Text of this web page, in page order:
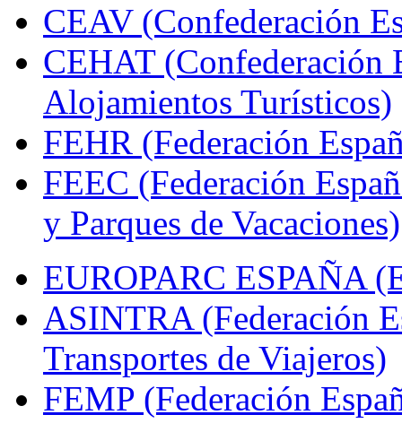
CEAV (Confederación
CEHAT (Confederación
Alojamientos Turísticos)
FEHR (Federación
FEEC (Federación
y Parques de Vacaciones)
EUROPARC ESPAÑA
ASINTRA (Federación
Transportes de Viajeros)
FEMP (Federación